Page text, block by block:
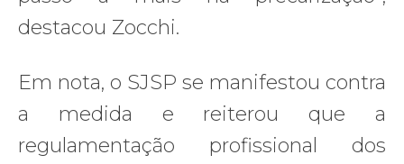
destacou Zocchi.
Em nota, o SJSP se manifestou contra
a medida e reiterou que a
regulamentação profissional dos